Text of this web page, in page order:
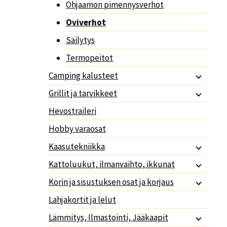
Ohjaamon pimennysverhot
Oviverhot
Säilytys
Termopeitot
Camping kalusteet
Grillit ja tarvikkeet
Hevostraileri
Hobby varaosat
Kaasutekniikka
Kattoluukut, ilmanvaihto, ikkunat
Korin ja sisustuksen osat ja korjaus
Lahjakortit ja lelut
Lämmitys, Ilmastointi, Jääkaapit